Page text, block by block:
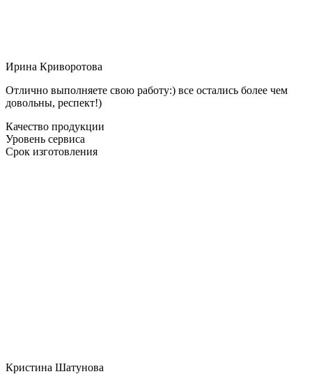
Ирина Криворотова
Отлично выполняете свою работу:) все остались более чем
довольны, респект!)
Качество продукции
Уровень сервиса
Срок изготовления
Кристина Шатунова